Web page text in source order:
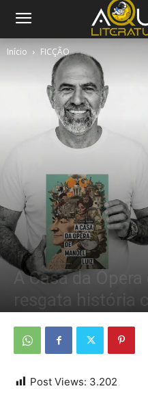
Início FICÇÃO
FICÇÃO
A Casa da Ópera
resgata história
Post Views: 3.202